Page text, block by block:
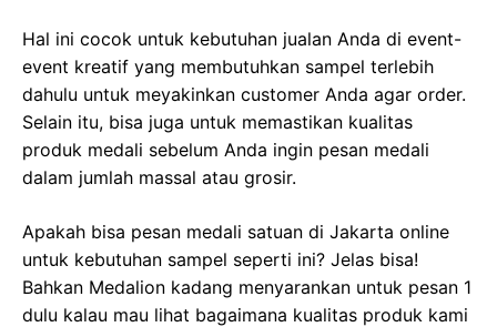
Hal ini cocok untuk kebutuhan jualan Anda di event-
event kreatif yang membutuhkan sampel terlebih
dahulu untuk meyakinkan customer Anda agar order.
Selain itu, bisa juga untuk memastikan kualitas
produk medali sebelum Anda ingin pesan medali
dalam jumlah massal atau grosir.
Apakah bisa pesan medali satuan di Jakarta online
untuk kebutuhan sampel seperti ini? Jelas bisa!
Bahkan Medalion kadang menyarankan untuk pesan 1
dulu kalau mau lihat bagaimana kualitas produk kami